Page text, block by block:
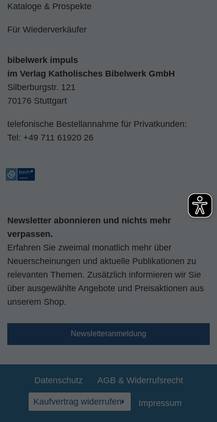
Kataloge & Prospekte
Für Wiederverkäufer
bibelwerk impuls
im Verlag Katholisches Bibelwerk GmbH
Silberburgstr. 121
70176 Stuttgart
telefonische Bestellannahme für Privatkunden:
Tel: +49 711 61920 26
Newsletter abonnieren und nichts mehr
verpassen.
Erfahren Sie zweimal monatlich mehr über
Neuerscheinungen und aktuelle Publikationen zu
relevanten Themen. Zusätzlich informieren wir Sie
über ausgewählte Angebote und Preisaktionen aus
unserem Shop.
Newsletteranmeldung
Datenschutz AGB & Widerrufsrecht
Kaufvertrag widerrufen Impressum